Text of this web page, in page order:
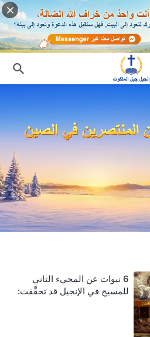
6 نبوات عن المجيء الثاني
للمسيح في الإنجيل قد تحقَّقت: